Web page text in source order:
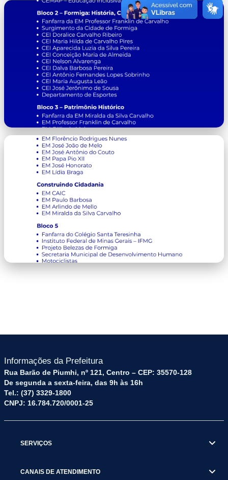
image.png
image-2.png
Informações da Prefeitura
Rua Barão de Piumhi, nº 121, Centro – CEP: 35570-128
De segunda a sexta-feira, das 9h às 16h
Tel.: (37) 3329-1800
CNPJ: 16.784.720/0001-25
SERVIÇOS
CANAIS DE ATENDIMENTO